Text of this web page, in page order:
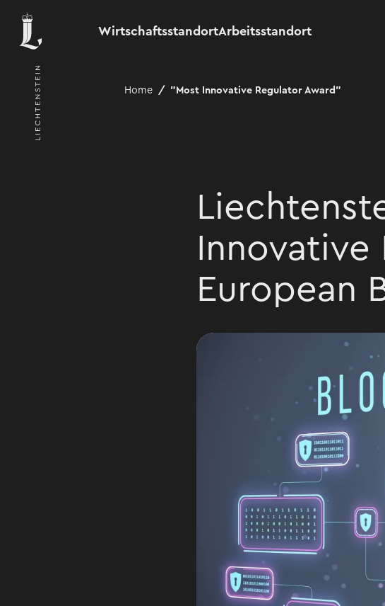
WirtschaftsstandortArbeitsstandort
Home "Most Innovative Regulator Award"
Innovative
European